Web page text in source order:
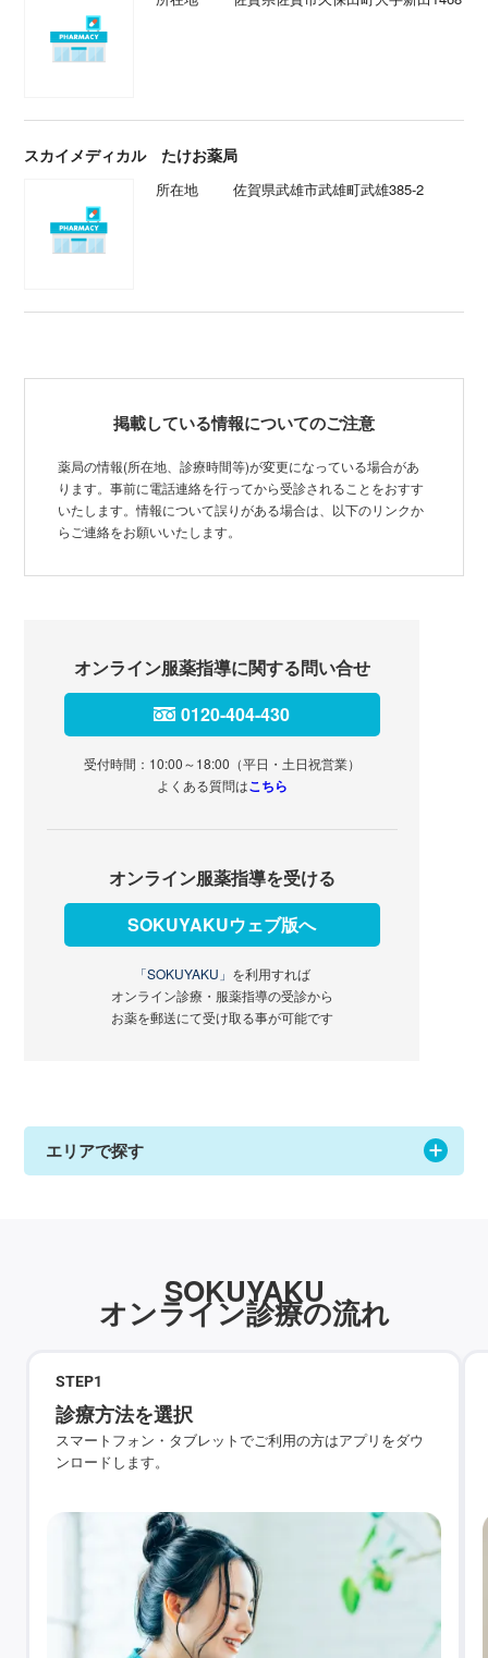
スカイメディカル たけお薬局
所在地 佐賀県武雄市武雄町武雄385-2
掲載している情報についてのご注意
薬局の情報(所在地、診療時間等)が変更になっている場合があ
ります。事前に電話連絡を行ってから受診されることをおすす
いたします。情報について誤りがある場合は、以下のリンクか
らご連絡をお願いいたします。
オンライン服薬指導に関する問い合せ
0120-404-430
受付時間：10:00～18:00（平日・土日祝営業）
よくある質問はこちら
オンライン服薬指導を受ける
SOKUYAKUウェブ版へ
「SOKUYAKU」 を利用すれば
オンライン診療・服薬指導の受診から
お薬を郵送にて受け取る事が可能です
エリアで探す
SOKUYAKU
オンライン診療の流れ
STEP1
診療方法を選択
スマートフォン・タブレットでご利用の方はアプリをダウ
ンロードします。